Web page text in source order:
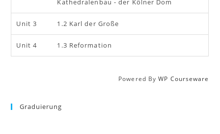
Kathedralenbau - der Kölner Dom
Unit 3 1.2 Karl der Große
Unit 4 1.3 Reformation
Powered ByWP Courseware
Graduierung